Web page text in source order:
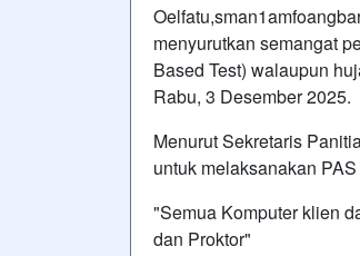
menyurutkan semangat
Based Test) walaupun
Rabu, 3 Desember 2025.
Menurut Sekretaris
untuk melaksanakan
"Semua Komputer klien
dan Proktor"